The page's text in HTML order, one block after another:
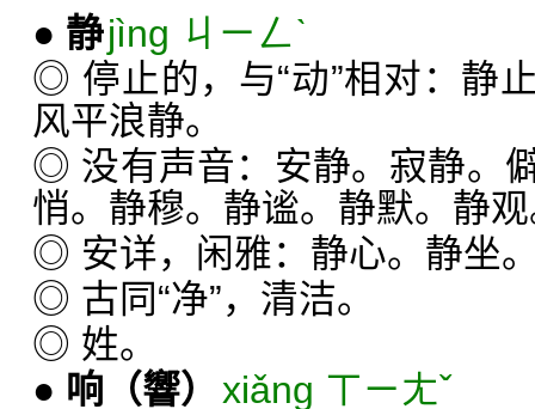
● 静jìng ㄐㄧㄥˋ
◎ 停止的，与“动”相对：静
风平浪静。
◎ 没有声音：安静。寂静。
悄。静穆。静谧。静默。静
◎ 安详，闲雅：静心。静坐
◎ 古同“净”，清洁。
◎ 姓。
● 响 （響） xiǎng ㄒㄧㄤˇ